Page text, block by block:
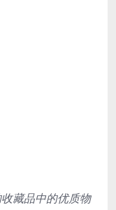
藏品中的优质物